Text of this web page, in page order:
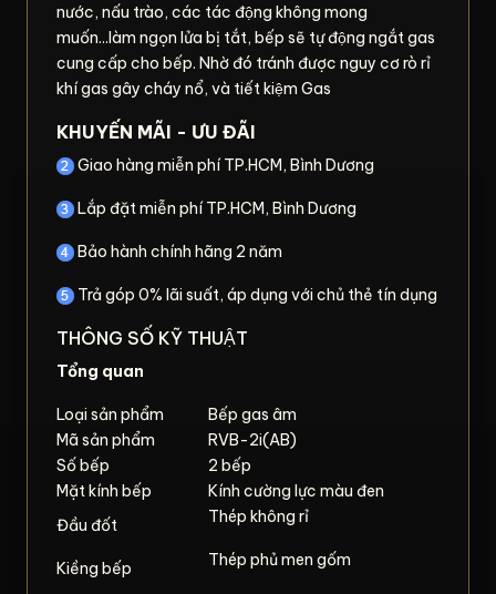
nước, nấu trào, các tác động không mong
muốn...làm ngọn lửa bị tắt, bếp sẽ tự động ngắt gas
cung cấp cho bếp. Nhờ đó tránh được nguy cơ rò rỉ
khí gas gây cháy nổ, và tiết kiệm Gas
KHUYẾN MÃI - ƯU ĐÃI
Giao hàng miễn phí TP.HCM, Bình Dương
Lắp đặt miễn phí TP.HCM, Bình Dương
Bảo hành chính hãng 2 năm
Trả góp 0% lãi suất, áp dụng với chủ thẻ tín dụng
THÔNG SỐ KỸ THUẬT
Tổng quan
Loại sản phẩm
Bếp gas âm
Mã sản phẩm
RVB-2i(AB)
Số bếp
2 bếp
Mặt kính bếp
Kính cường lực màu đen
Đầu đốt
Thép không rỉ
Kiềng bếp Thép phủ men gốm